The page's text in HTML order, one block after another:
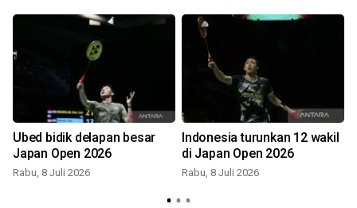
Ubed bidik delapan besar
Japan Open 2026
Rabu, 8 Juli 2026
Indonesia turunkan 12 wakil
di Japan Open 2026
Rabu, 8 Juli 2026